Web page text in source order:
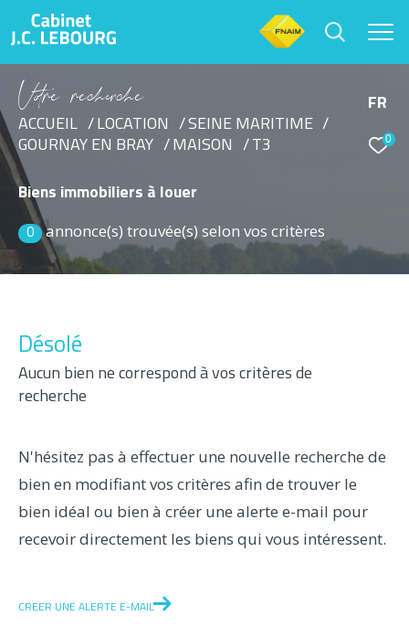
FR
0
Vore recece
ACCUEIL LOCATION
SEINE MARITIME
GOURNAY EN BRAY
MAISON T3
Biens immobiliers à louer
0 annonce(s) trouvée(s) selon vos critères
Désolé
Aucun bien ne correspond à vos critères de
recherche
N'hésitez pas à effectuer une nouvelle recherche de
bien en modifiant vos critères afin de trouver le
bien idéal ou bien à créer une alerte e-mail pour
recevoir directement les biens qui vous intéressent.
CREER UNE ALERTE E-MAIL
Effectuer une recherche
Type d'offre
Location
Sélectionner
Budget
1 2 3 4 5+